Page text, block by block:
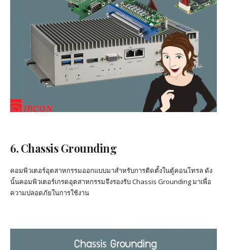
6. Chassis Grounding
คอมพิวเตอร์อุตสาหกรรมออกแบบมาสำหรับการติดตั้งในตู้คอนโทรล ดัง
นั้นคอมพิวเตอร์เกรดอุตสาหกรรมจึงรองรับ Chassis Grounding มาเพื่อ
ความปลอดภัยในการใช้งาน